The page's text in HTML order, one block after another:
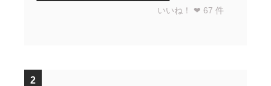
いいね！ ❤︎ 67 件
2